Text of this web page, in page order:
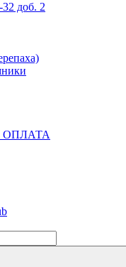
доб. 2
ОПЛАТА